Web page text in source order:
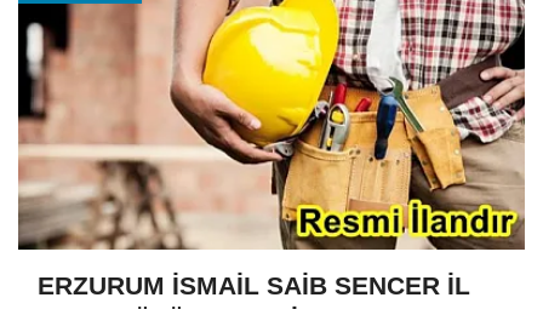
ERZURUM İSMAİL SAİB SENCER İL